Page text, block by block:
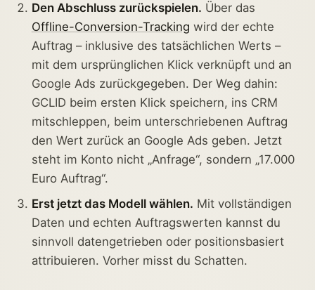
Den Abschluss zurückspielen. Über das
Offline-Conversion-Tracking wird der echte
Auftrag – inklusive des tatsächlichen Werts –
mit dem ursprünglichen Klick verknüpft und an
Google Ads zurückgegeben. Der Weg dahin:
GCLID beim ersten Klick speichern, ins CRM
mitschleppen, beim unterschriebenen Auftrag
den Wert zurück an Google Ads geben. Jetzt
steht im Konto nicht „Anfrage“, sondern „17.000
Euro Auftrag“.
Erst jetzt das Modell wählen. Mit vollständigen
Daten und echten Auftragswerten kannst du
sinnvoll datengetrieben oder positionsbasiert
attribuieren. Vorher misst du Schatten.